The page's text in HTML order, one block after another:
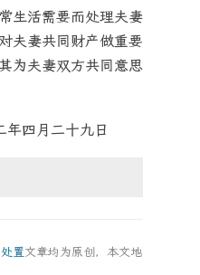
生活需要而处理夫妻
夫妻共同财产做重要
为夫妻双方共同意思
四月二十九日
置文章均为原创，本文地